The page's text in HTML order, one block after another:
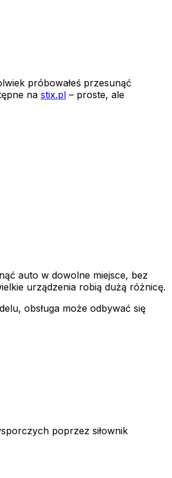
próbowałeś przesunąć
na stix.pl – proste, ale
auto w dowolne miejsce, bez
urządzenia robią dużą różnicę.
obsługa może odbywać się
poprzez siłownik